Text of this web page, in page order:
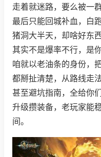
走着就迷路，要么被一
最后只能回城补血，白
猪洞大半天，却啥好东
其实不是爆率不行，是
咱就以老油条的身份，
都掰扯清楚，从路线走
甚至避坑指南，全给你
升级攒装备，老玩家能
间。